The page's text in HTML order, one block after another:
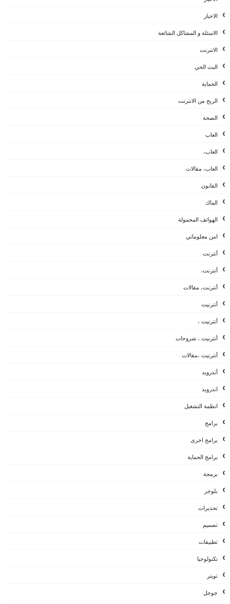
الاخبار
الاسئلة و المشاكل الشائعة
الانترنت
البث الحي
الحماية
الربح من الانترنت
الصحة
العاب
العاب،
العاب، مقالات
القانون
الماك
الهواتف المحمولة
امن معلوماتي
أنترنت
أنترنت،
أنترنت، مقالات
أنترنيت
أنترنيت ،
أنترنيت ، شروحات
أنترنيت ،مقالات
أندرويد
اندرويد
انظمة التشغيل
برامج
برامج اخرى
برامج الحماية
برمجة
بلوجر
تحذيرات
تصميم
تطبيقات
تكنولوجيا
تويتر
جوجل